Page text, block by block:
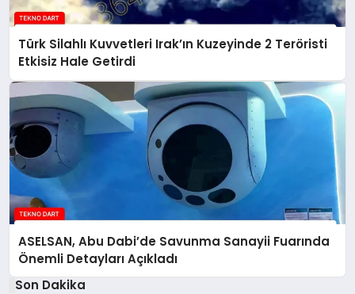
Türk Silahlı Kuvvetleri Irak’ın Kuzeyinde 2 Teröristi
Etkisiz Hale Getirdi
ASELSAN, Abu Dabi’de Savunma Sanayii Fuarında
Önemli Detayları Açıkladı
Son Dakika